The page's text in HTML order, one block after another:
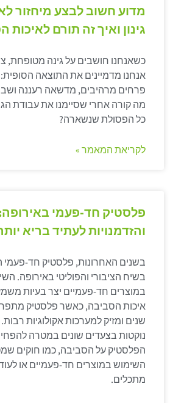
מדוע חשוב לבצע מיחזור
גינון ואיך זה תורם לאיכות
כשאנחנו חושבים על גינה מטופחת,
אנחנו מדמיינים את התוצאה הסופית:
פרחים מרהיבים, מדשאה רעננה
מה קורה אחרי שסיימנו את עבודת
כל הפסולת שנשארה?
לקריאת המאמר »
פלסטיק חד-פעמי
והזדמנויות לעתיד בריא
בשנים האחרונות, פלסטיק חד-פעמי
בשיח הציבורי והפוליטי באירופה.
במוצרים חד-פעמיים יצר בעיות
איכות הסביבה, כאשר פלסטיק
שנים ומזיק למערכות אקולוגיות
נוקטות בצעדים שונים במטרה
הפלסטיק על הסביבה, כמו חוקים
השימוש במוצרים חד-פעמיים או
מתכלים.